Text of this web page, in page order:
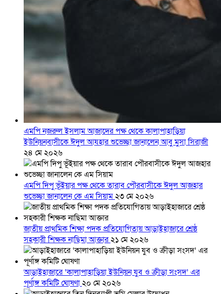
এমপি নজরুল ইসলাম আজাদের পক্ষ থেকে কালাপাহাড়িয়া
ইউনিয়নবাসীকে ঈদুল আযহার শুভেচ্ছা জানালেন আবু মুসা সিরাজী
২৪ মে ২০২৬
এমপি দিপু ভূঁইয়ার পক্ষ থেকে তারাব পৌরবাসীকে ঈদুল আজহার
শুভেচ্ছা জানালেন কে এম সিয়াম২৩ মে ২০২৬
জাতীয় প্রাথমিক শিক্ষা পদক প্রতিযোগিতায় আড়াইহাজারে শ্রেষ্ঠ
সহকারী শিক্ষক নাছিমা আক্তার২১ মে ২০২৬
আড়াইহাজারে ‘কালাপাহাড়িয়া ইউনিয়ন যুব ও ক্রীড়া সংসদ’ এর
পূর্ণাঙ্গ কমিটি ঘোষণা২০ মে ২০২৬